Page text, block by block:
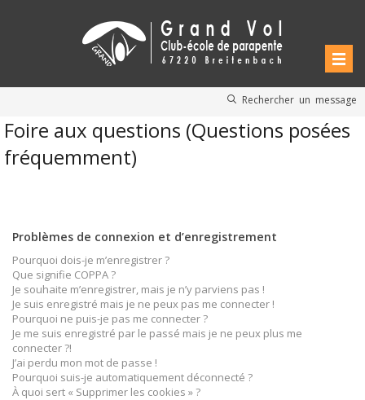
Rechercher un message
Foire aux questions (Questions posées
fréquemment)
Problèmes de connexion et d’enregistrement
Pourquoi dois-je m’enregistrer ?
Que signifie COPPA ?
Je souhaite m’enregistrer, mais je n’y parviens pas !
Je suis enregistré mais je ne peux pas me connecter !
Pourquoi ne puis-je pas me connecter ?
Je me suis enregistré par le passé mais je ne peux plus me
connecter ?!
J’ai perdu mon mot de passe !
Pourquoi suis-je automatiquement déconnecté ?
À quoi sert « Supprimer les cookies » ?